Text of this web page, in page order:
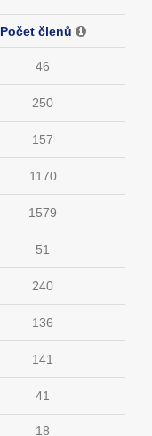
Počet členů
46
250
157
1170
1579
51
240
136
141
41
18